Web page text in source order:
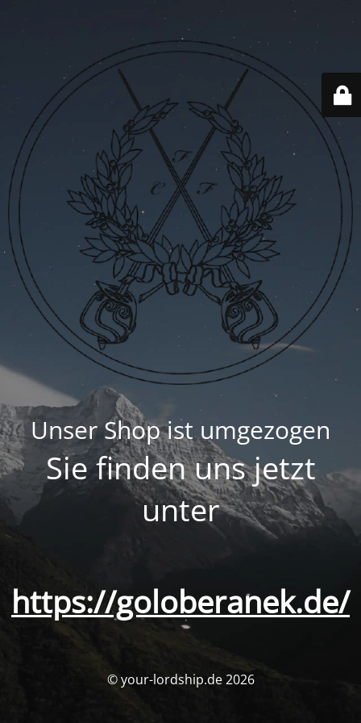
Unser Shop ist umgezogen
Sie finden uns jetzt
unter
https://goloberanek.de/
© your-lordship.de 2026